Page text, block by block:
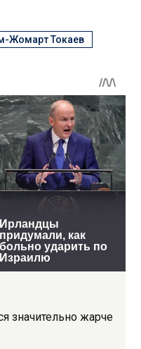
значительно жарче
Жомарт Токаев